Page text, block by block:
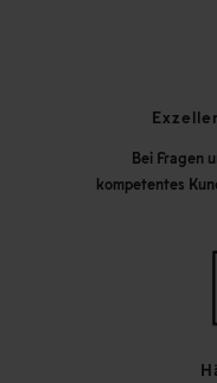
Bei Fragen
kompetentes